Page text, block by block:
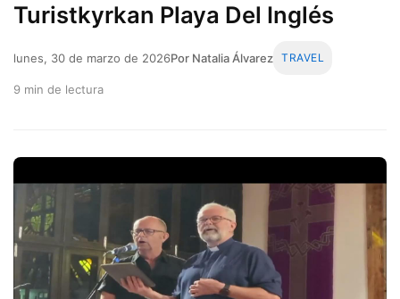
Turistkyrkan Playa Del Inglés
lunes, 30 de marzo de 2026Por Natalia Álvarez TRAVEL
9 min de lectura